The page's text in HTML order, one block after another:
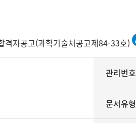
격자공고(과학기술처공고제84-33호)
관리번호
문서유형